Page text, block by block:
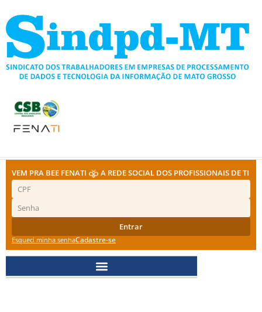
para
conteúdo
VEM PRA BEE FENATI A REDE SOCIAL DOS PROFISSIONAIS DE TI
Entrar
Esqueci minha senhaCadastre-se